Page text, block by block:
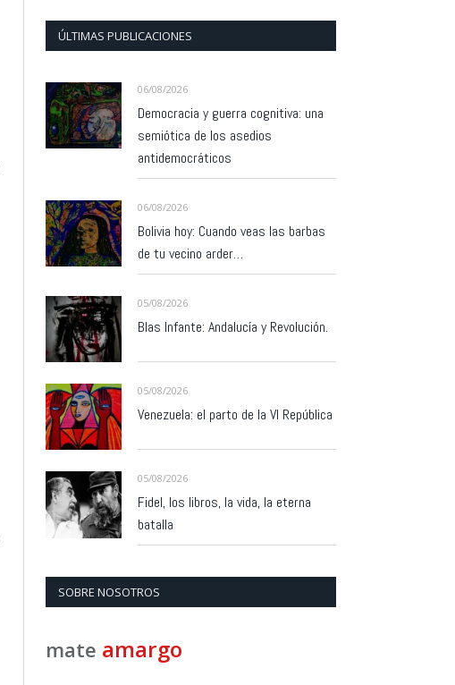
ÚLTIMAS PUBLICACIONES
06/08/2026
Democracia y guerra cognitiva: una
semiótica de los asedios
antidemocráticos
06/08/2026
Bolivia hoy: Cuando veas las barbas
de tu vecino arder…
05/08/2026
Blas Infante: Andalucía y Revolución.
05/08/2026
Venezuela: el parto de la VI República
05/08/2026
Fidel, los libros, la vida, la eterna
batalla
SOBRE NOSOTROS
mate amargo